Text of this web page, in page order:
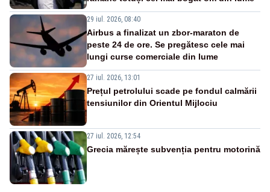
29 iul. 2026, 08:40
Airbus a finalizat un zbor-maraton de
peste 24 de ore. Se pregătesc cele mai
lungi curse comerciale din lume
27 iul. 2026, 13:01
Prețul petrolului scade pe fondul calmării
tensiunilor din Orientul Mijlociu
27 iul. 2026, 12:54
Grecia mărește subvenția pentru motorină